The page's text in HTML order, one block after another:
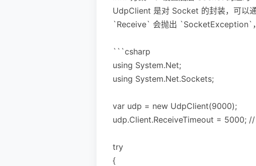
UdpClient 是对 Socket 的封装，可以
`Receive` 会抛出 `SocketException`
```csharp
using System.Net;
using System.Net.Sockets;
var udp = new UdpClient(9000);
udp.Client.ReceiveTimeout = 5000;
try
{